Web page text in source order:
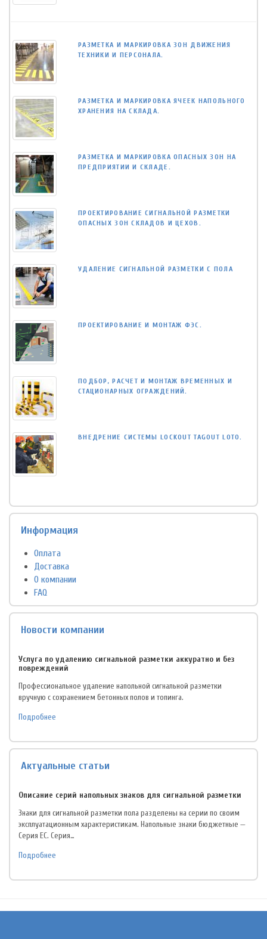
РАЗМЕТКА И МАРКИРОВКА ЗОН ДВИЖЕНИЯ
ТЕХНИКИ И ПЕРСОНАЛА.
РАЗМЕТКА И МАРКИРОВКА ЯЧЕЕК НАПОЛЬНОГО
ХРАНЕНИЯ НА СКЛАДА.
РАЗМЕТКА И МАРКИРОВКА ОПАСНЫХ ЗОН НА
ПРЕДПРИЯТИИ И СКЛАДЕ.
ПРОЕКТИРОВАНИЕ СИГНАЛЬНОЙ РАЗМЕТКИ
ОПАСНЫХ ЗОН СКЛАДОВ И ЦЕХОВ.
УДАЛЕНИЕ СИГНАЛЬНОЙ РАЗМЕТКИ С ПОЛА
ПРОЕКТИРОВАНИЕ И МОНТАЖ ФЭС.
ПОДБОР, РАСЧЕТ И МОНТАЖ ВРЕМЕННЫХ И
СТАЦИОНАРНЫХ ОГРАЖДЕНИЙ.
ВНЕДРЕНИЕ СИСТЕМЫ LOCKOUT TAGOUT LOTO.
Информация
Оплата
Доставка
О компании
FAQ
Новости компании
Услуга по удалению сигнальной разметки аккуратно и без
повреждений
Профессиональное удаление напольной сигнальной разметки
вручную с сохранением бетонных полов и топинга.
Подробнее
Актуальные статьи
Описание серий напольных знаков для сигнальной разметки
Знаки для сигнальной разметки пола разделены на серии по своим
эксплуатационным характеристикам. Напольные знаки бюджетные —
Серия EC. Серия…
Подробнее